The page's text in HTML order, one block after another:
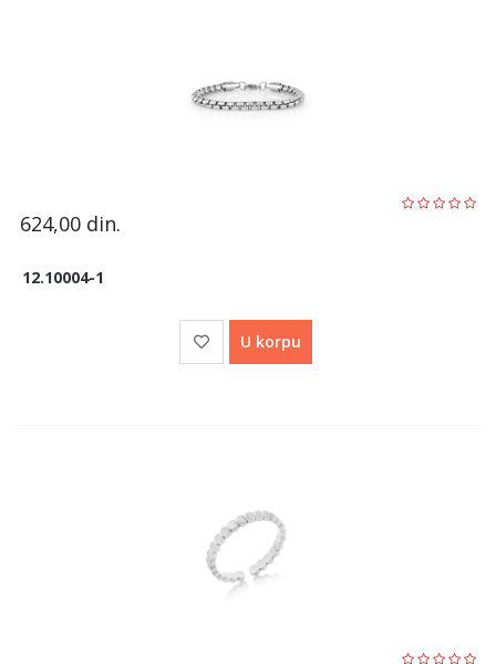
624,00 din.
12.10004-1
U korpu